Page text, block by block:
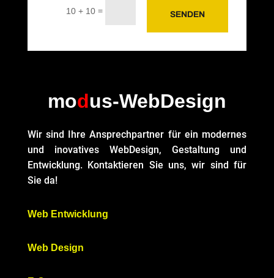
10 + 10 = SENDEN
Alternative:
modus-WebDesign
Wir sind Ihre Ansprechpartner für ein modernes
und inovatives WebDesign, Gestaltung und
Entwicklung. Kontaktieren Sie uns, wir sind für
Sie da!
Web Entwicklung
Web Design